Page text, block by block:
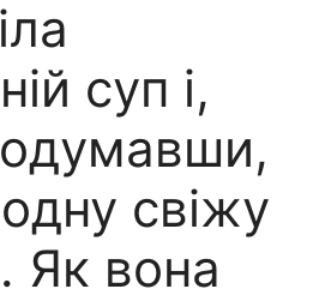
суп і,
свіжу
Як вона